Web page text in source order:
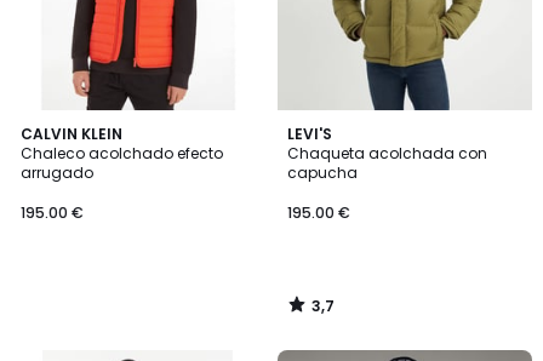
CALVIN KLEIN
Chaleco acolchado efecto
arrugado
195.00 €
LEVI'S
Chaqueta acolchada con
capucha
195.00 €
3,7
/ 5
3,7
/